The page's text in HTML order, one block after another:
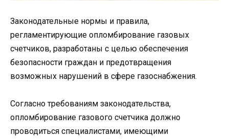
Законодательные нормы и правила,
регламентирующие опломбирование газовых
счетчиков, разработаны с целью обеспечения
безопасности граждан и предотвращения
возможных нарушений в сфере газоснабжения.
Согласно требованиям законодательства,
опломбирование газового счетчика должно
проводиться специалистами, имеющими